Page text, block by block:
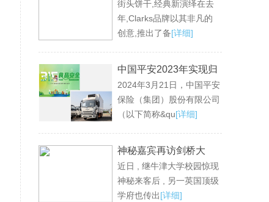
夏最爱街头 Clarks诚意
推出SS24 Torhill饼干家
族
街头饼干,经典新演绎在去
年,Clarks品牌以其非凡的
创意,推出了备[详细]
中国平安2023年实现归
母营运利润1,179.89亿
元 现金分红连续12年保
持增长 寿险业务重回升
势 新业务价值同比大增
36.2%
2024年3月21日，中国平安
保险（集团）股份有限公司
（以下简称&qu[详细]
神秘嘉宾再访剑桥大
学，与留学生重叙康桥
梦
近日 , 继牛津大学校园惊现
神秘来客后 , 另一英国顶级
学府也传出[详细]